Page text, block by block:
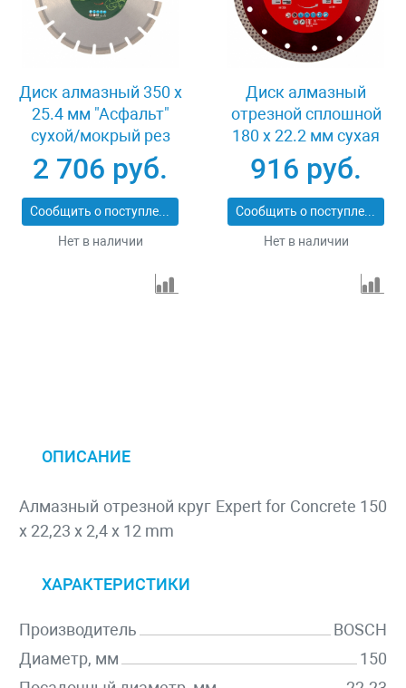
Диск алмазный 350 х
25.4 мм "Асфальт"
сухой/мокрый рез
Сибртех 731013
2 706 руб.
Сообщить о поступлении
Нет в наличии
Диск алмазный
отрезной сплошной
180 х 22.2 мм сухая
резка Matrix
Professional 73128
916 руб.
Сообщить о поступлении
Нет в наличии
ОПИСАНИЕ
Алмазный отрезной круг Expert for Concrete 150
x 22,23 x 2,4 x 12 mm
ХАРАКТЕРИСТИКИ
Производитель
BOSCH
Диаметр, мм
150